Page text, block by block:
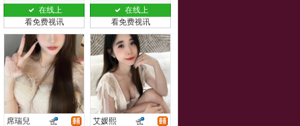
在线上
看免费视讯
在线上
看免费视讯
席瑞兒 艾媛熙